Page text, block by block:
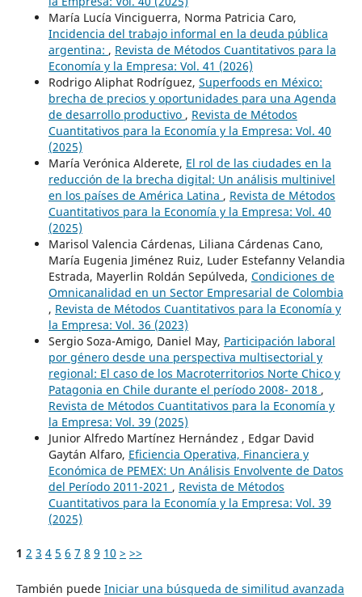
María Lucía Vinciguerra, Norma Patricia Caro,
Incidencia del trabajo informal en la deuda pública
argentina: , Revista de Métodos Cuantitativos para la
Economía y la Empresa: Vol. 41 (2026)
Rodrigo Aliphat Rodríguez, Superfoods en México:
brecha de precios y oportunidades para una Agenda
de desarrollo productivo , Revista de Métodos
Cuantitativos para la Economía y la Empresa: Vol. 40
(2025)
María Verónica Alderete, El rol de las ciudades en la
reducción de la brecha digital: Un análisis multinivel
en los países de América Latina , Revista de Métodos
Cuantitativos para la Economía y la Empresa: Vol. 40
(2025)
Marisol Valencia Cárdenas, Liliana Cárdenas Cano,
María Eugenia Jiménez Ruiz, Luder Estefanny Velandia
Estrada, Mayerlin Roldán Sepúlveda, Condiciones de
Omnicanalidad en un Sector Empresarial de Colombia
, Revista de Métodos Cuantitativos para la Economía y
la Empresa: Vol. 36 (2023)
Sergio Soza-Amigo, Daniel May, Participación laboral
por género desde una perspectiva multisectorial y
regional: El caso de los Macroterritorios Norte Chico y
Patagonia en Chile durante el período 2008- 2018 ,
Revista de Métodos Cuantitativos para la Economía y
la Empresa: Vol. 39 (2025)
Junior Alfredo Martínez Hernández , Edgar David
Gaytán Alfaro, Eficiencia Operativa, Financiera y
Económica de PEMEX: Un Análisis Envolvente de Datos
del Período 2011-2021 , Revista de Métodos
Cuantitativos para la Economía y la Empresa: Vol. 39
(2025)
1 2 3 4 5 6 7 8 9 10 > >>
También puede Iniciar una búsqueda de similitud avanzada